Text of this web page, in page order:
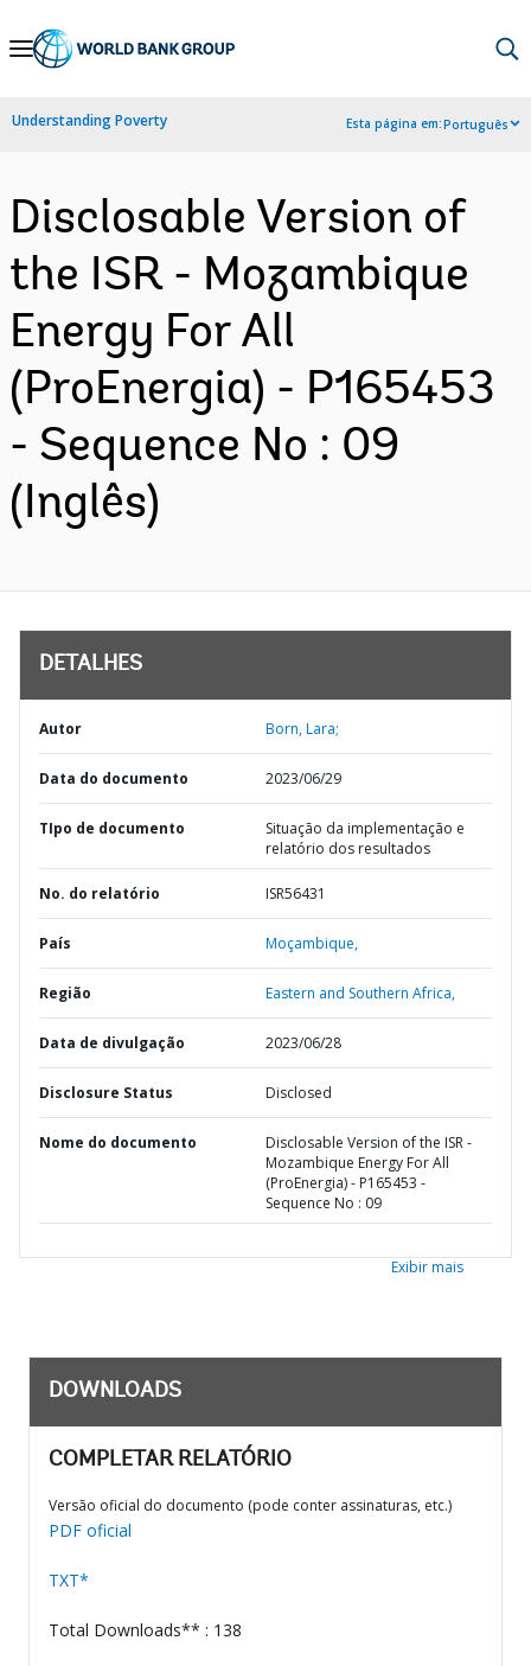
Skip
Navigation
Understanding Poverty Esta página em:Português
Disclosable Version of
the ISR - Mozambique
Energy For All
(ProEnergia) - P165453
- Sequence No : 09
(Inglês)
DETALHES
Autor Born, Lara;
Data do documento 2023/06/29
TIpo de documento
Situação da implementação e
relatório dos resultados
No. do relatório ISR56431
País Moçambique,
Região Eastern and Southern Africa,
Data de divulgação 2023/06/28
Disclosure Status Disclosed
Nome do documento
Disclosable Version of the ISR -
Mozambique Energy For All
(ProEnergia) - P165453 -
Sequence No : 09
Exibir mais
DOWNLOADS
COMPLETAR RELATÓRIO
Versão oficial do documento (pode conter assinaturas, etc.)
PDF oficial
TXT*
Total Downloads** : 138